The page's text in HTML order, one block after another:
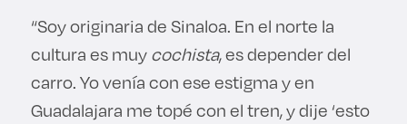
“Soy originaria de Sinaloa. En el norte la
cultura es muycochista, es depender del
carro. Yo venía con ese estigma y en
Guadalajara me topé con el tren, y dije ‘esto